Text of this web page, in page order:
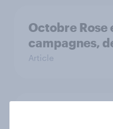
Octobre Rose
campagnes,
Article